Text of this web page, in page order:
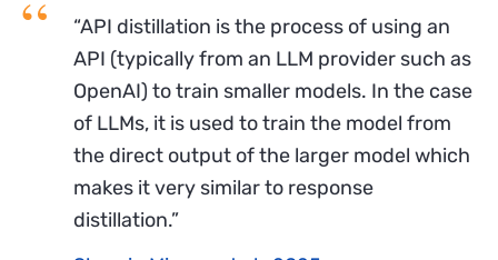
“API distillation is the process of using an
API (typically from an LLM provider such as
OpenAI) to train smaller models. In the case
of LLMs, it is used to train the model from
the direct output of the larger model which
makes it very similar to response
distillation.”